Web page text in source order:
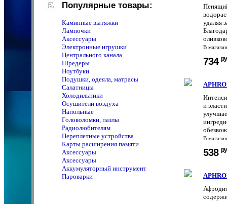
Популярные товары:
Каминные вытяжки
Лампочки
Аксессуары
Электронные игрушки
Центрального канала
Шредеры
Ноутбуки
Подушки, одеяла, матрасы
Салатницы
Холодильники
Осушители воздуха
Напольные
Головоломки, пазлы
Радиолюбителям
Переплетные устройства
Карты расширения памяти
Аксессуары
Аксессуары
Аккумуляторный инструмент
Пароварки
удаляя
В
734
и
В
538